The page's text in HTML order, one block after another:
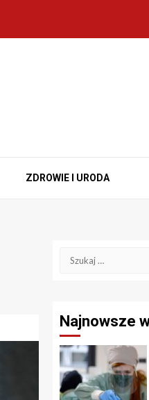
ZDROWIE I URODA
Szukaj:
Najnowsze